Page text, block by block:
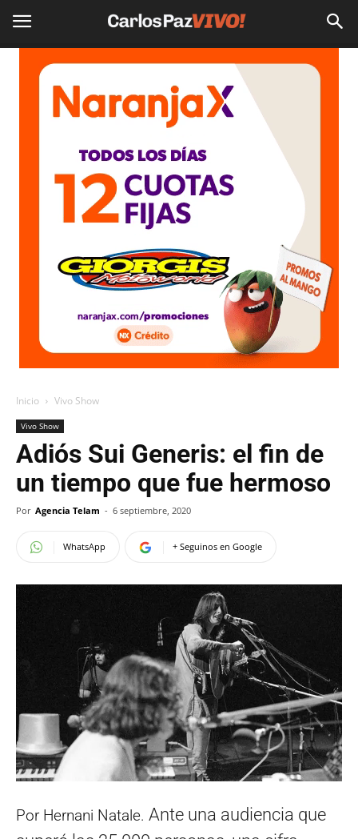
Inicio Vivo Show
Vivo Show
Adiós Sui Generis: el fin de
un tiempo que fue hermoso
Por Agencia Telam - 6 septiembre, 2020
WhatsApp + Seguinos en Google
Por Hernani Natale. Ante una audiencia que